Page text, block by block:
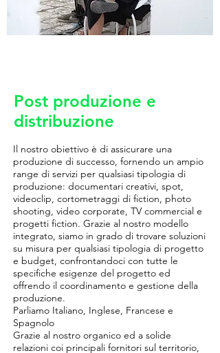
Post produzione e
distribuzione
Il nostro obiettivo è di assicurare una
produzione di successo, fornendo un ampio
range di servizi per qualsiasi tipologia di
produzione: documentari creativi, spot,
videoclip, cortometraggi di fiction, photo
shooting, video corporate, TV commercial e
progetti fiction. Grazie al nostro modello
integrato, siamo in grado di trovare soluzioni
su misura per qualsiasi tipologia di progetto
e budget, confrontandoci con tutte le
specifiche esigenze del progetto ed
offrendo il coordinamento e gestione della
produzione.
Parliamo Italiano, Inglese, Francese e
Spagnolo
Grazie al nostro organico ed a solide
relazioni coi principali fornitori sul territorio,